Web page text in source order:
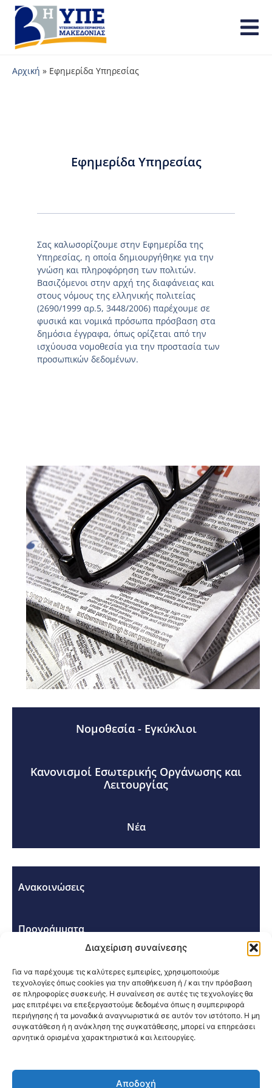
Διαχείριση συναίνεσης
Για να παρέχουμε τις καλύτερες εμπειρίες, χρησιμοποιούμε
τεχνολογίες όπως cookies για την αποθήκευση ή / και την πρόσβαση
σε πληροφορίες συσκευής. Η συναίνεση σε αυτές τις τεχνολογίες θα
μας επιτρέψει να επεξεργαστούμε δεδομένα όπως η συμπεριφορά
περιήγησης ή τα μοναδικά αναγνωριστικά σε αυτόν τον ιστότοπο. Η μη
συγκατάθεση ή η ανάκληση της συγκατάθεσης, μπορεί να επηρεάσει
αρνητικά ορισμένα χαρακτηριστικά και λειτουργίες.
Αποδοχή
Αρχική » Εφημερίδα Υπηρεσίας
Εφημερίδα Υπηρεσίας
Σας καλωσορίζουμε στην Εφημερίδα της
Υπηρεσίας, η οποία δημιουργήθηκε για την
γνώση και πληροφόρηση των πολιτών.
Βασιζόμενοι στην αρχή της διαφάνειας και
στους νόμους της ελληνικής πολιτείας
(2690/1999 αρ.5, 3448/2006) παρέχουμε σε
φυσικά και νομικά πρόσωπα πρόσβαση στα
δημόσια έγγραφα, όπως ορίζεται από την
ισχύουσα νομοθεσία για την προστασία των
προσωπικών δεδομένων.
Νομοθεσία - Εγκύκλιοι
Κανονισμοί Εσωτερικής Οργάνωσης και
Λειτουργίας
Νέα
Ανακοινώσεις
Προγράμματα
Σεμινάρια - Συνέδρια